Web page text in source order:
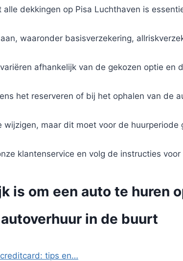
dekkingen op Pisa Luchthaven is
waaronder basisverzekering,
afhankelijk van de gekozen optie en
het reserveren of bij het ophalen van de
maar dit moet voor de
klantenservice en volg de instructies
is om een auto te huren
in de buurt
tips en…